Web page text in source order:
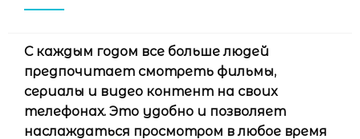
С каждым годом все больше людей
предпочитает смотреть фильмы,
сериалы и видео контент на своих
телефонах. Это удобно и позволяет
наслаждаться просмотром в любое время